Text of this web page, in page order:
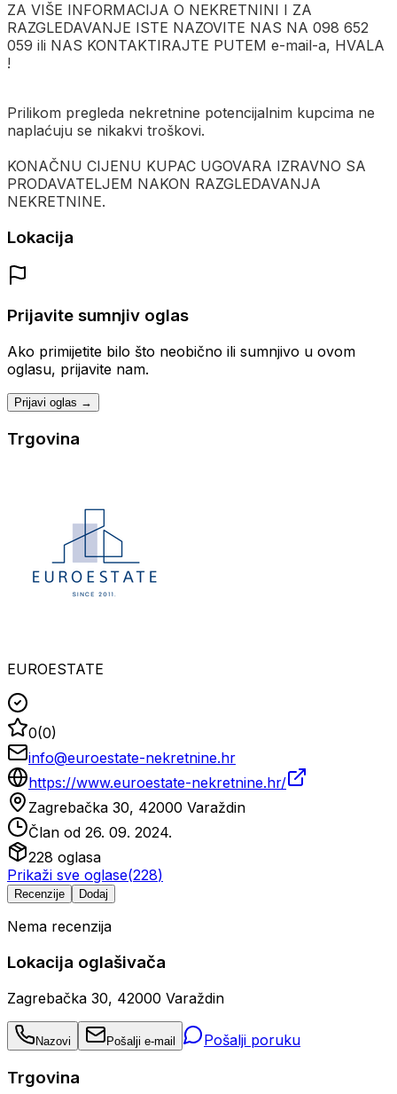
ZA VIŠE INFORMACIJA O NEKRETNINI I ZA
RAZGLEDAVANJE ISTE NAZOVITE NAS NA 098 652
059 ili NAS KONTAKTIRAJTE PUTEM e-mail-a, HVALA
!
Prilikom pregleda nekretnine potencijalnim kupcima ne
naplaćuju se nikakvi troškovi.
KONAČNU CIJENU KUPAC UGOVARA IZRAVNO SA
PRODAVATELJEM NAKON RAZGLEDAVANJA
NEKRETNINE.
Lokacija
Prijavite sumnjiv oglas
Ako primijetite bilo što neobično ili sumnjivo u ovom
oglasu, prijavite nam.
Prijavi oglas →
Trgovina
EUROESTATE
0(0)
info@euroestate-nekretnine.hr
https://www.euroestate-nekretnine.hr/
Zagrebačka 30, 42000 Varaždin
Član od 26. 09. 2024.
228 oglasa
Prikaži sve oglase(228)
Recenzije Dodaj
Nema recenzija
Lokacija oglašivača
Zagrebačka 30, 42000 Varaždin
Nazovi Pošalji e-mail Pošalji poruku
Trgovina